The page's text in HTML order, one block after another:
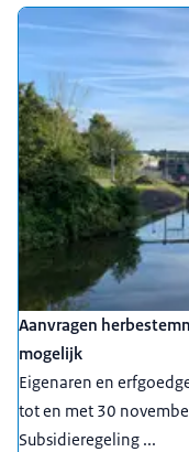
Aanvragen
mogelijk
Eigenaren en
tot en met 30
Subsidieregeling ...